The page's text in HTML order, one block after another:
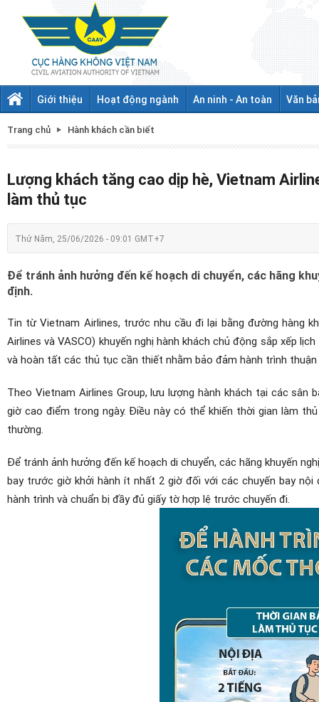
Giới thiệu Hoạt động ngành An ninh - An toàn Văn
Trang chủ Hành khách cần biết
Lượng khách tăng cao dịp hè, Vietnam
làm thủ tục
Thứ Năm, 25/06/2026 - 09:01 GMT+7
Để tránh ảnh hưởng đến kế hoạch di chuyển, các hãng
định.
Tin từ Vietnam Airlines, trước nhu cầu đi lại bằng đường hàng
Airlines và VASCO) khuyến nghị hành khách chủ động sắp xếp
và hoàn tất các thủ tục cần thiết nhằm bảo đảm hành trình thuận
Theo Vietnam Airlines Group, lưu lượng hành khách tại các
giờ cao điểm trong ngày. Điều này có thể khiến thời gian làm
thường.
Để tránh ảnh hưởng đến kế hoạch di chuyển, các hãng khuyến
bay trước giờ khởi hành ít nhất 2 giờ đối với các chuyến bay
hành trình và chuẩn bị đầy đủ giấy tờ hợp lệ trước chuyến đi.